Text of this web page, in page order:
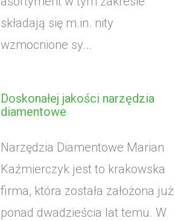
składają się m.in. nity
wzmocnione sy...
Doskonałej jakości narzędzia
diamentowe
Narzędzia Diamentowe Marian
Kaźmierczyk jest to krakowska
firma, która została założona już
ponad dwadzieścia lat temu. W